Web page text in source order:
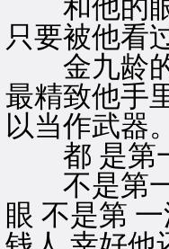
和他的眼
只要被他看
金九龄的
最精致他手
以当作武器
都 是第一
不是第一
眼 不是第